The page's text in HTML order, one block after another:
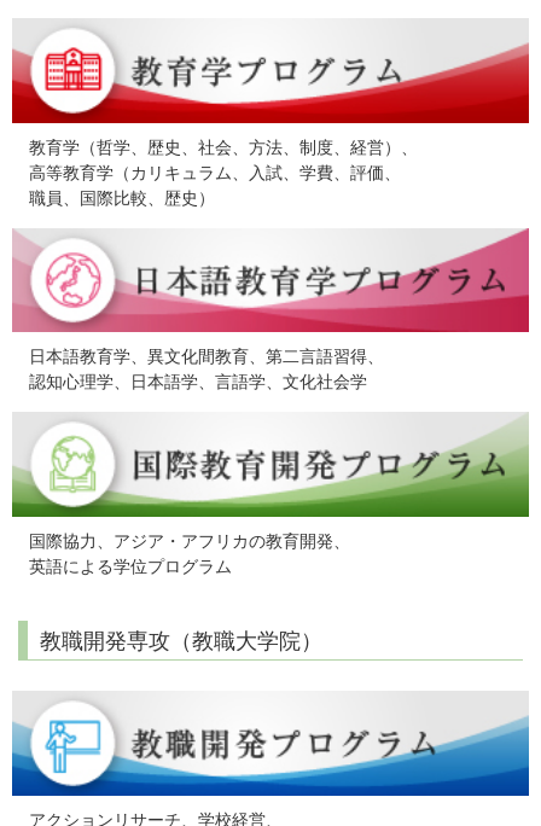
教育学（哲学、歴史、社会、方法、制度、経営）、
高等教育学（カリキュラム、入試、学費、評価、
職員、国際比較、歴史）
日本語教育学、異文化間教育、第二言語習得、
認知心理学、日本語学、言語学、文化社会学
国際協力、アジア・アフリカの教育開発、
英語による学位プログラム
教職開発専攻（教職大学院）
アクションリサーチ、学校経営、